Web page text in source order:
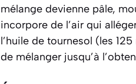
mélange devienne pâle,
incorpore de l’air qui
l’huile de tournesol (les
de mélanger jusqu’à